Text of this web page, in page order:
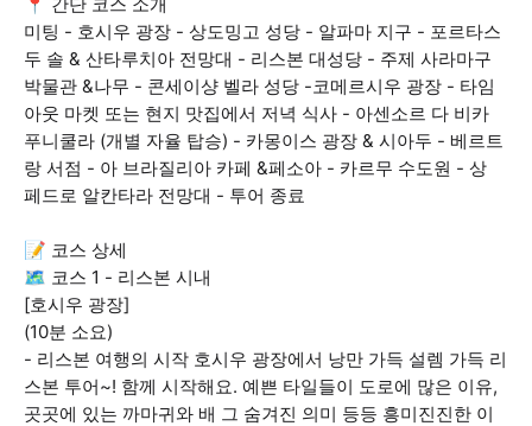
미팅 - 호시우 광장 - 상도밍고 성당 - 알파마 지구 - 포르타스
두 솔 & 산타루치아 전망대 - 리스본 대성당 - 주제 사라마구
박물관 &나무 - 콘세이샹 벨라 성당 -코메르시우 광장 - 타임
아웃 마켓 또는 현지 맛집에서 저녁 식사 - 아센소르 다 비카
푸니쿨라 (개별 자율 탑승) - 카몽이스 광장 & 시아두 - 베르트
랑 서점 - 아 브라질리아 카페 &페소아 - 카르무 수도원 - 상
페드로 알칸타라 전망대 - 투어 종료
📝 코스 상세
🗺️ 코스 1 - 리스본 시내
[호시우 광장]
(10분 소요)
- 리스본 여행의 시작 호시우 광장에서 낭만 가득 설렘 가득 리
스본 투어~! 함께 시작해요. 예쁜 타일들이 도로에 많은 이유,
곳곳에 있는 까마귀와 배 그 숨겨진 의미 등등 흥미진진한 이